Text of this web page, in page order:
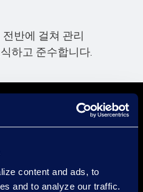
content and ads, to
and to analyze our traffic.
반에 걸쳐 관리
하고 준수합니다.
leader in